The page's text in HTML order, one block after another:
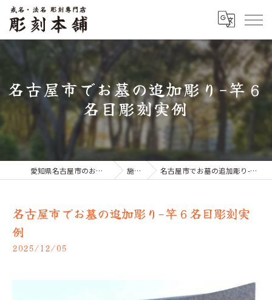
名古屋市でお墓の追加彫り-竿６
名目彫刻実例
愛知県名古屋市のお墓なら彫刻本舗 施工例 名古屋市でお墓の追加彫り-竿６名目彫刻実例
名古屋市でお墓の追加彫り-竿６名目彫刻実
例
2025/12/05